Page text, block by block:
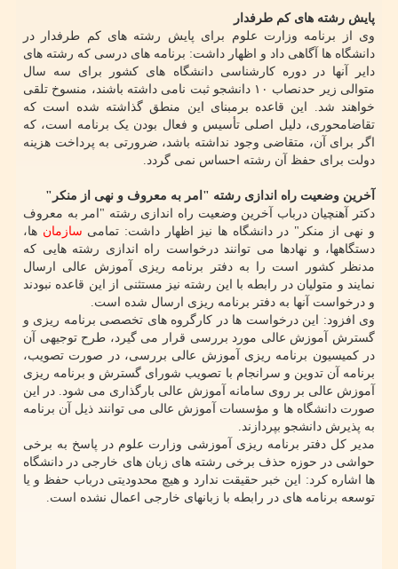
پایش رشته های کم طرفدار
وی از برنامه وزارت علوم برای پایش رشته های کم طرفدار در
دانشگاه ها آگاهی داد و اظهار داشت: برنامه های درسی که رشته های
دایر آنها در دوره کارشناسی دانشگاه های کشور برای سه سال
متوالی زیر حدنصاب ۱۰ دانشجو ثبت نامی داشته باشند، منسوخ تلقی
خواهند شد. این قاعده برمبنای این منطق گذاشته شده است که
تقاضامحوری، دلیل اصلی تأسیس و فعال بودن یک برنامه است، که
اگر برای آن، متقاضی وجود نداشته باشد، ضرورتی به پرداخت هزینه
دولت برای حفظ آن رشته احساس نمی گردد.
آخرین وضعیت راه اندازی رشته "امر به معروف و نهی از منکر"
دکتر آهنچیان درباب آخرین وضعیت راه اندازی رشته "امر به معروف
و نهی از منکر" در دانشگاه ها نیز اظهار داشت: تمامی سازمان ها،
دستگاه­ها، و نهادها می توانند درخواست راه اندازی رشته هایی که
مدنظر کشور است را به دفتر برنامه ریزی آموزش عالی ارسال
نمایند و متولیان در رابطه با این رشته نیز مستثنی از این قاعده نبودند
و درخواست آنها به دفتر برنامه ریزی ارسال شده است.
وی افزود: این درخواست ها در کارگروه های تخصصی برنامه ­ریزی و
گسترش آموزش عالی مورد بررسی قرار می گیرد، طرح توجیهی آن
در کمیسیون برنامه ریزی آموزش عالی بررسی، در صورت تصویب،
برنامه آن تدوین و سرانجام با تصویب شورای گسترش و برنامه ریزی
آموزش عالی بر روی سامانه آموزش عالی بارگذاری می شود. در این
صورت دانشگاه ها و مؤسسات آموزش عالی می توانند ذیل آن برنامه
به پذیرش دانشجو بپردازند.
مدیر کل دفتر برنامه ریزی آموزشی وزارت علوم در پاسخ به برخی
حواشی در حوزه حذف برخی رشته های زبان های خارجی در دانشگاه
ها اشاره کرد: این خبر حقیقت ندارد و هیچ محدودیتی درباب حفظ و یا
توسعه برنامه های در رابطه با زبان­های خارجی اعمال نشده است.